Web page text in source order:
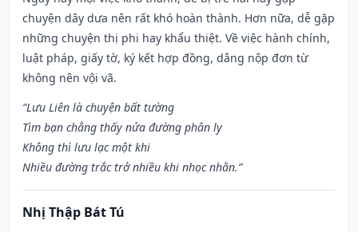
chuyện dây dưa nên rất khó hoàn thành. Hơn nữa, dễ gặp
những chuyện thị phi hay khẩu thiệt. Về việc hành chính,
luật pháp, giấy tờ, ký kết hợp đồng, dâng nộp đơn từ
không nên vội vã.
“Lưu Liên là chuyện bất tường
Tìm bạn chẳng thấy nửa đường phân ly
Không thì lưu lạc một khi
Nhiều đường trắc trở nhiều khi nhọc nhằn.”
Nhị Thập Bát Tú